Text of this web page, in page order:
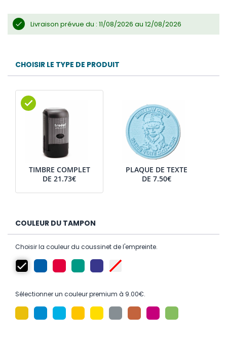
Livraison prévue du : 11/08/2026 au 12/08/2026
CHOISIR LE TYPE DE PRODUIT
TIMBRE COMPLET
DE 21.73€
PLAQUE DE TEXTE
DE 7.50€
COULEUR DU TAMPON
Choisir la couleur du coussinet de l'empreinte.
Sélectionner un couleur premium à 9.00€.